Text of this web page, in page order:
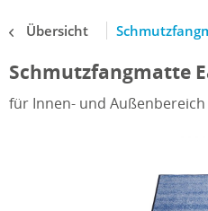
Übersicht
Schmutzfangmatte
für Innen- und Außenbereich